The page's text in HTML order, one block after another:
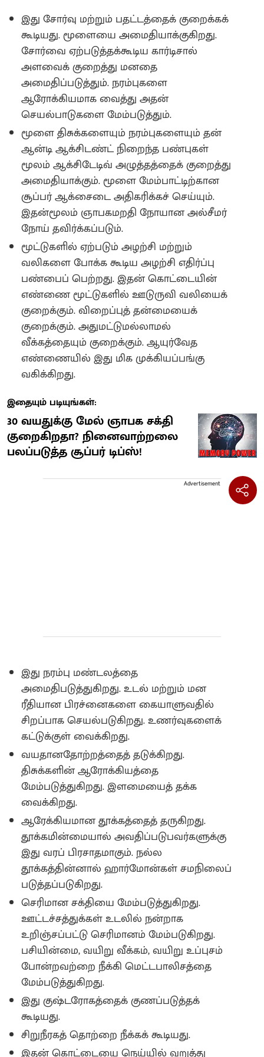
இது சோர்வு மற்றும் பதட்டத்தைக் குறைக்கக்
கூடியது‌. மூளையை அமைதியாக்குகிறது.
சோர்வை ஏற்படுத்தக்கூடிய கார்டிசால்
அளவைக் குறைத்து மனதை
அமைதிப்படுத்தும். நரம்புகளை
ஆரோக்கியமாக வைத்து அதன்
செயல்பாடுகளை மேம்படுத்தும்.
மூளை திசுக்களையும் நரம்புகளையும் தன்
ஆன்டி ஆக்சிடண்ட் நிறைந்த பண்புகள்
மூலம் ஆக்சிடேடிவ் அழுத்தத்தைக் குறைத்து
அமைதியாக்கும். மூளை மேம்பாட்டிற்கான
சூப்பர் ஆக்சைடை அதிகரிக்கச் செய்யும்.
இதன்மூலம் ஞாபகமறதி நோயான அல்சீமர்
நோய் தவிர்க்கப்படும்.
மூட்டுகளில் ஏற்படும் அழற்சி மற்றும்
வலிகளை போக்க கூடிய அழற்சி எதிர்ப்பு
பண்பைப் பெற்றது. இதன் கொட்டையின்
எண்ணை மூட்டுகளில் ஊடுருவி வலியைக்
குறைக்கும். விறைப்புத் தன்மையைக்
குறைக்கும். அதுமட்டுமல்லாமல்
வீக்கத்தையும் குறைக்கும்‌. ஆயுர்வேத
எண்ணையில் இது மிக முக்கியப்பங்கு
வகிக்கிறது‌.
இதையும் படியுங்கள்:
30 வயதுக்கு மேல் ஞாபக சக்தி
குறைகிறதா? நினைவாற்றலை
பலப்படுத்த சூப்பர் டிப்ஸ்!
Advertisement
இது நரம்பு மண்டலத்தை
அமைதிபடுத்துகிறது‌. உடல் மற்றும் மன
ரீதியான பிரச்னைகளை கையாளுவதில்
சிறப்பாக செயல்படுகிறது‌‌. உணர்வுகளைக்
கட்டுக்குள் வைக்கிறது.
வயதானதோற்றத்தைத் தடுக்கிறது‌.
திசுக்களின் ஆரோக்கியத்தை
மேம்படுத்துகிறது. இளமையைத் தக்க
வைக்கிறது.
ஆரேக்கியமான தூக்கத்தைத் தருகிறது.
தூக்கமின்மையால் அவதிப்படுபவர்களுக்கு
இது வரப் பிரசாதமாகும். நல்ல
தூக்கத்தின்னால் ஹார்மோன்கள் சமநிலைப்
படுத்தப்படுகிறது‌.
செரிமான சக்தியை மேம்படுத்துகிறது.
ஊட்டச்சத்துக்கள் உடலில் நன்றாக
உறிஞ்சப்பட்டு செரிமானம் மேம்படுகிறது.
பசியின்மை, வயிறு வீக்கம்‌, வயிறு உப்புசம்
போன்றவற்றை நீக்கி மெட்டபாலிசத்தை
மேம்படுத்துகிறது.
இது குஷ்டரோகத்தைக் குணப்படுத்தக்
கூடியது.
சிறுநீரகத் தொற்றை நீக்கக் கூடியது‌.